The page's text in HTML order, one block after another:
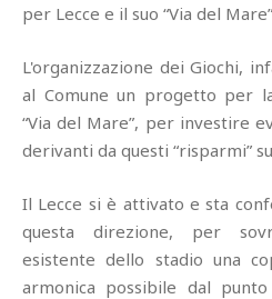
per Lecce e il suo “Via del
L'organizzazione dei Giochi,
al Comune un progetto per
“Via del Mare”, per investire
derivanti da questi “risparmi”
Il Lecce si è attivato e sta
questa direzione, per
esistente dello stadio una
armonica possibile dal